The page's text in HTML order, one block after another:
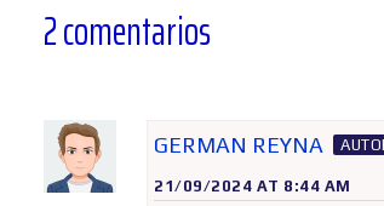
2 comentarios
GERMAN REYNA
21/09/2024 AT 8:44 AM